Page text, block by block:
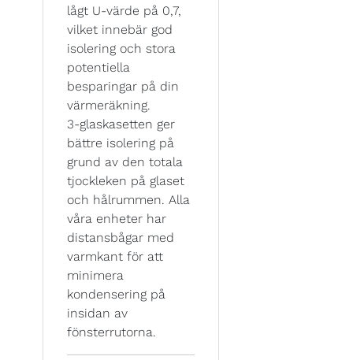
lågt U-värde på 0,7,
vilket innebär god
isolering och stora
potentiella
besparingar på din
värmeräkning.
3-glaskasetten ger
bättre isolering på
grund av den totala
tjockleken på glaset
och hålrummen. Alla
våra enheter har
distansbågar med
varmkant för att
minimera
kondensering på
insidan av
fönsterrutorna.